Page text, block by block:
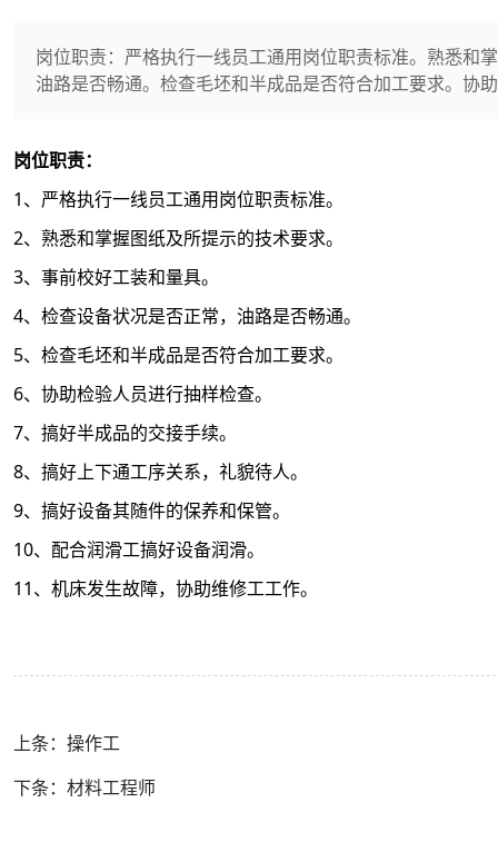
岗位职责：严格执行一线员工通用岗位职责标准。熟悉和
油路是否畅通。检查毛坯和半成品是否符合加工要求。协
岗位职责：
1、严格执行一线员工通用岗位职责标准。
2、熟悉和掌握图纸及所提示的技术要求。
3、事前校好工装和量具。
4、检查设备状况是否正常，油路是否畅通。
5、检查毛坯和半成品是否符合加工要求。
6、协助检验人员进行抽样检查。
7、搞好半成品的交接手续。
8、搞好上下通工序关系，礼貌待人。
9、搞好设备其随件的保养和保管。
10、配合润滑工搞好设备润滑。
11、机床发生故障，协助维修工工作。
上条：操作工
下条：材料工程师